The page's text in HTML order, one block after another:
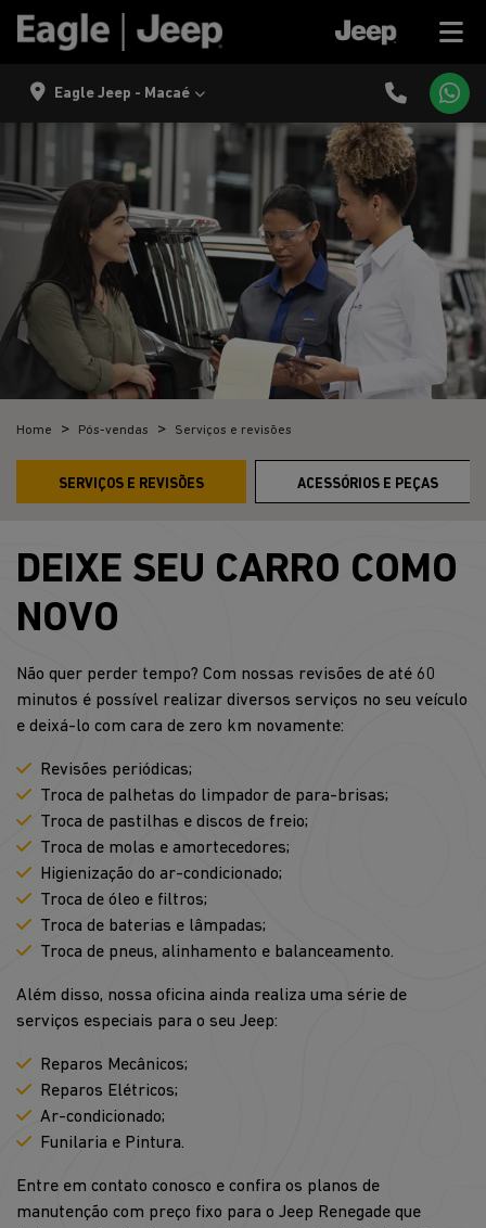
Eagle Jeep - Macaé
Home Pós-vendas Serviços e revisões
SERVIÇOS E REVISÕES ACESSÓRIOS E PEÇAS
DEIXE SEU CARRO COMO
NOVO
Não quer perder tempo? Com nossas revisões de até 60
minutos é possível realizar diversos serviços no seu veículo
e deixá-lo com cara de zero km novamente:
Revisões periódicas;
Troca de palhetas do limpador de para-brisas;
Troca de pastilhas e discos de freio;
Troca de molas e amortecedores;
Higienização do ar-condicionado;
Troca de óleo e filtros;
Troca de baterias e lâmpadas;
Troca de pneus, alinhamento e balanceamento.
Além disso, nossa oficina ainda realiza uma série de
serviços especiais para o seu Jeep:
Reparos Mecânicos;
Reparos Elétricos;
Ar-condicionado;
Funilaria e Pintura.
Entre em contato conosco e confira os planos de
manutenção com preço fixo para o Jeep Renegade que